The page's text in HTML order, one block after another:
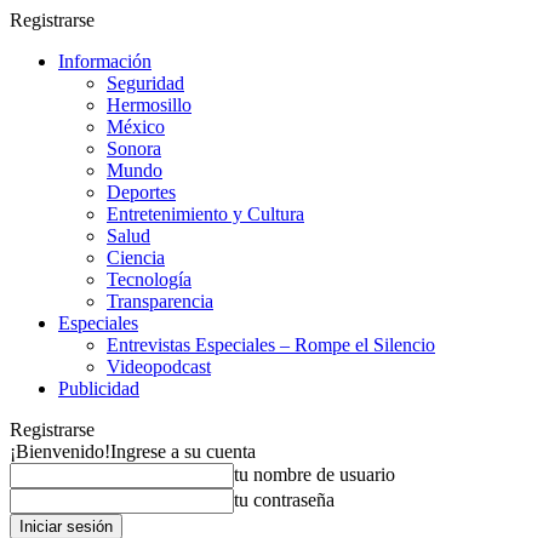
Registrarse
Información
Seguridad
Hermosillo
México
Sonora
Mundo
Deportes
Entretenimiento y Cultura
Salud
Ciencia
Tecnología
Transparencia
Especiales
Entrevistas Especiales – Rompe el Silencio
Videopodcast
Publicidad
Registrarse
¡Bienvenido!Ingrese a su cuenta
tu nombre de usuario
tu contraseña